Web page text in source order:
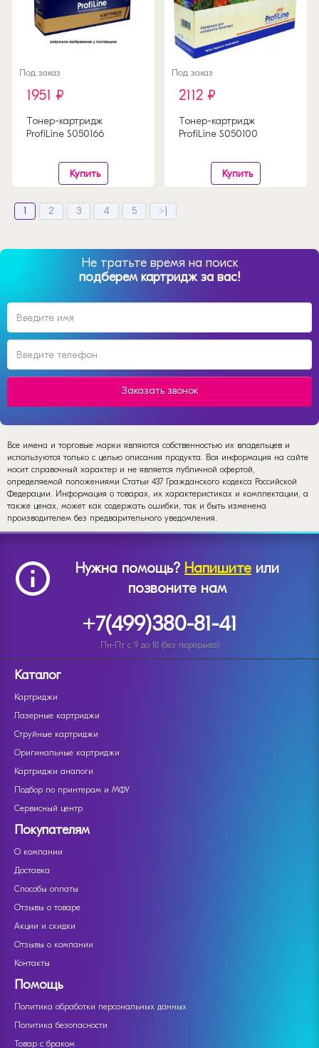
Под заказ
1951 ₽
Тонер-картридж
ProfiLine S050166
Купить
Под заказ
2112 ₽
Тонер-картридж
ProfiLine S050100
Купить
1 2 3 4 5 >|
Не тратьте время на поиск
подберем картридж за вас!
Заказать звонок
Все имена и торговые марки являются собственностью их владельцев и
используются только с целью описания продукта. Вся информация на сайте
носит справочный характер и не является публичной офертой,
определяемой положениями Статьи 437 Гражданского кодекса Российской
Федерации. Информация о товарах, их характеристиках и комплектации, а
также ценах, может как содержать ошибки, так и быть изменена
производителем без предварительного уведомления.
Нужна помощь? Напишите или
позвоните нам
+7(499)380-81-41
Пн-Пт с 9 до 18 (без перерыва)
Каталог
Картриджи
Лазерные картриджи
Струйные картриджи
Оригинальные картриджи
Картриджи аналоги
Подбор по принтерам и МФУ
Сервисный центр
Покупателям
О компании
Доставка
Способы оплаты
Отзывы о товаре
Акции и скидки
Отзывы о компании
Контакты
Помощь
Политика обработки персональных данных
Политика безопасности
Товар с браком